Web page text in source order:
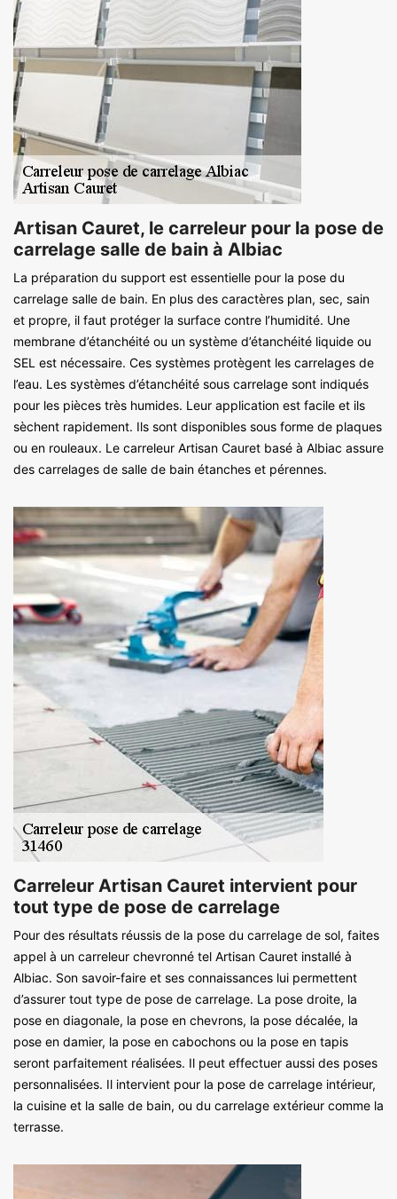
Artisan Cauret, le carreleur pour la pose de
carrelage salle de bain à Albiac
La préparation du support est essentielle pour la pose du
carrelage salle de bain. En plus des caractères plan, sec, sain
et propre, il faut protéger la surface contre l’humidité. Une
membrane d’étanchéité ou un système d’étanchéité liquide ou
SEL est nécessaire. Ces systèmes protègent les carrelages de
l’eau. Les systèmes d’étanchéité sous carrelage sont indiqués
pour les pièces très humides. Leur application est facile et ils
sèchent rapidement. Ils sont disponibles sous forme de plaques
ou en rouleaux. Le carreleur Artisan Cauret basé à Albiac assure
des carrelages de salle de bain étanches et pérennes.
Carreleur Artisan Cauret intervient pour
tout type de pose de carrelage
Pour des résultats réussis de la pose du carrelage de sol, faites
appel à un carreleur chevronné tel Artisan Cauret installé à
Albiac. Son savoir-faire et ses connaissances lui permettent
d’assurer tout type de pose de carrelage. La pose droite, la
pose en diagonale, la pose en chevrons, la pose décalée, la
pose en damier, la pose en cabochons ou la pose en tapis
seront parfaitement réalisées. Il peut effectuer aussi des poses
personnalisées. Il intervient pour la pose de carrelage intérieur,
la cuisine et la salle de bain, ou du carrelage extérieur comme la
terrasse.